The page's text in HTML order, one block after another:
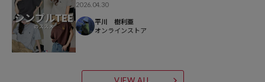
参考価格
3,630円（2026年3月25日時点）
※「参考価格」とは、Daytona Parkにおける対象商品の通常販売（先
2026.04.30
平川 樹利亜
オンラインストア